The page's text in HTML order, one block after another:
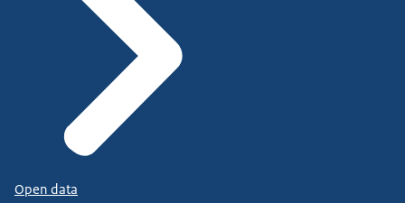
Open data